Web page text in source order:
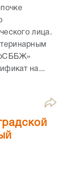
лица.
на...